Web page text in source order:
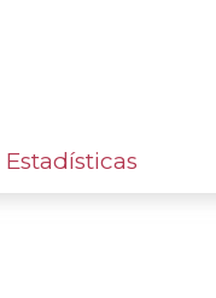
Estadísticas